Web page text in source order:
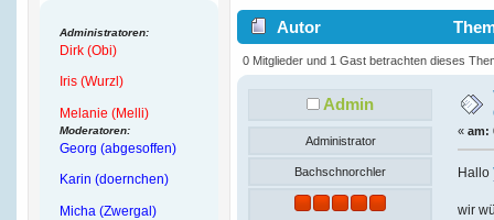
Administratoren:
Dirk (Obi)
Iris (Wurzl)
Melanie (Melli)
Moderatoren:
Georg (abgesoffen)
Karin (doernchen)
Micha (Zwergal)
Autor
(Gelesen 1505 mal)
0 Mitglieder und 1 Gast betrachten dieses
Admin
Administrator
Bachschnorchler
« am:
Hallo
wir